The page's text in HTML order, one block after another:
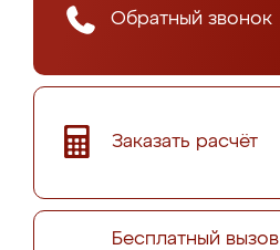
Обратный звонок
Заказать расчёт
Бесплатный вызов